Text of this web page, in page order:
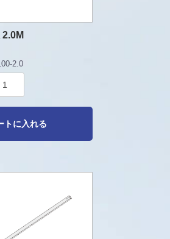
2.0
トに入れる